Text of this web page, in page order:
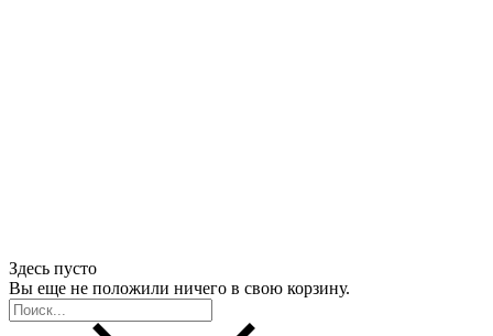
Здесь пусто
Вы еще не положили ничего в свою корзину.